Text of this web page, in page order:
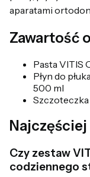
aparatami
Zawartość
Pasta VITIS
Płyn do
500 ml
Czy zestaw
codziennego